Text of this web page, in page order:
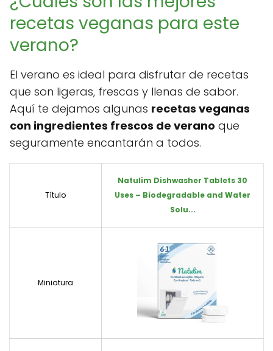
recetas veganas para este
verano?
El verano es ideal para disfrutar de recetas
que son ligeras, frescas y llenas de sabor.
Aquí te dejamos algunas recetas veganas
con ingredientes frescos de verano que
seguramente encantarán a todos.
Título
Natulim Dishwasher Tablets 30
Uses – Biodegradable and Water
Solu...
Miniatura